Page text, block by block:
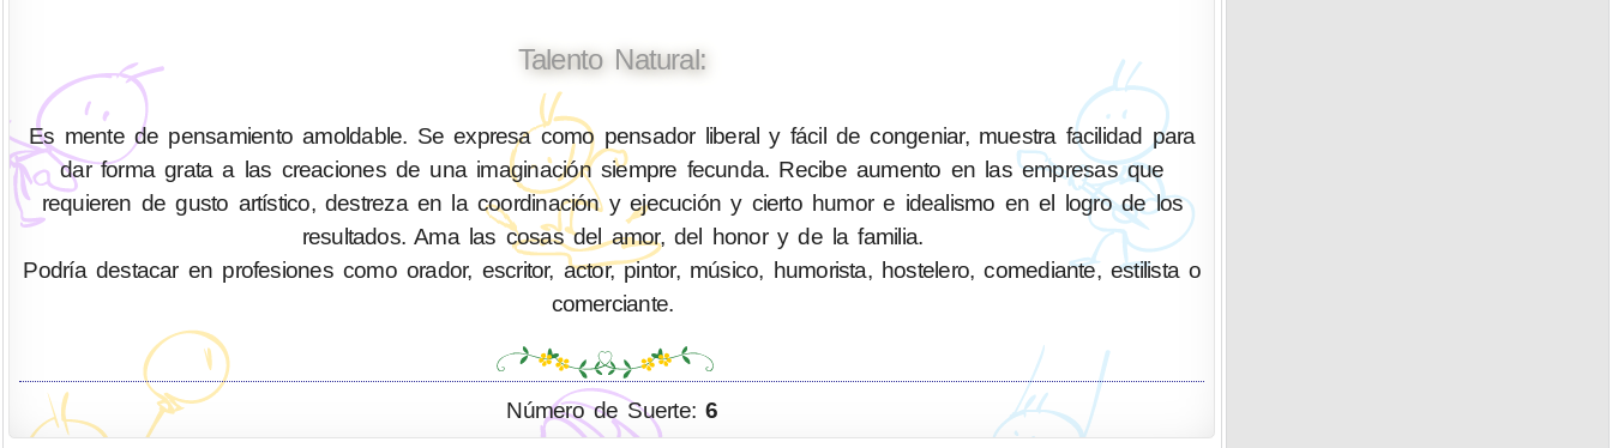
Talento Natural:
Es mente de pensamiento amoldable. Se expresa como pensador liberal y fácil de congeniar, muestra facilidad para
dar forma grata a las creaciones de una imaginación siempre fecunda. Recibe aumento en las empresas que
requieren de gusto artístico, destreza en la coordinación y ejecución y cierto humor e idealismo en el logro de los
resultados. Ama las cosas del amor, del honor y de la familia.
Podría destacar en profesiones como orador, escritor, actor, pintor, músico, humorista, hostelero, comediante, estilista o
comerciante.
Número de Suerte:6